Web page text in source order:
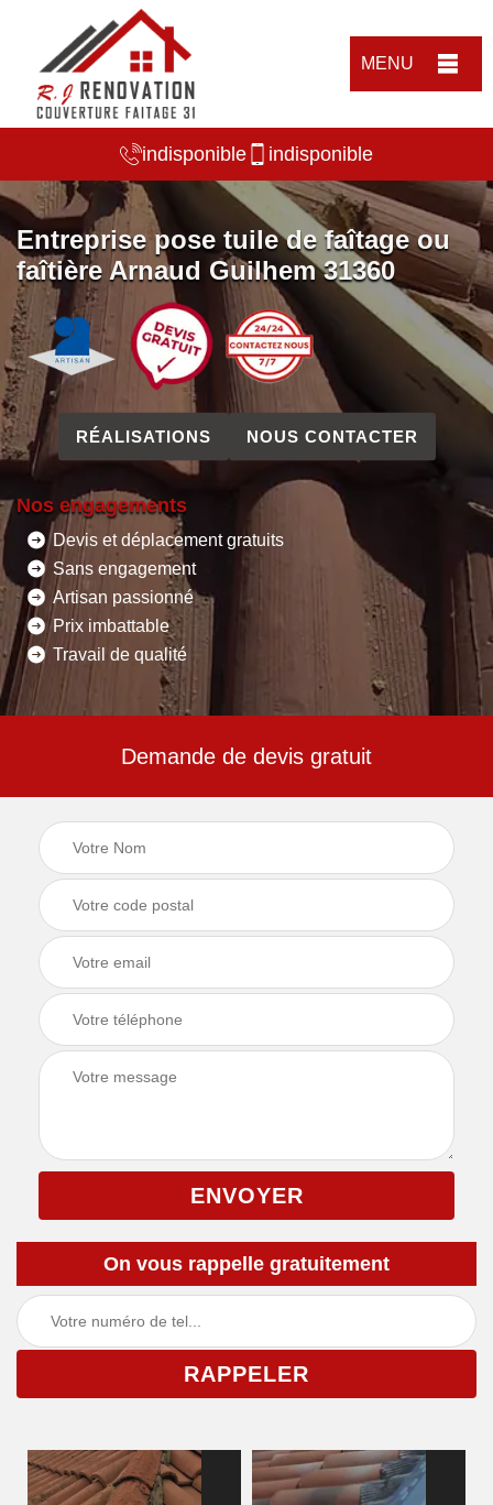
MENU
indisponible indisponible
Entreprise pose tuile de faîtage ou
faîtière Arnaud Guilhem 31360
RÉALISATIONS NOUS CONTACTER
Nos engagements
Devis et déplacement gratuits
Sans engagement
Artisan passionné
Prix imbattable
Travail de qualité
Demande de devis gratuit
On vous rappelle gratuitement